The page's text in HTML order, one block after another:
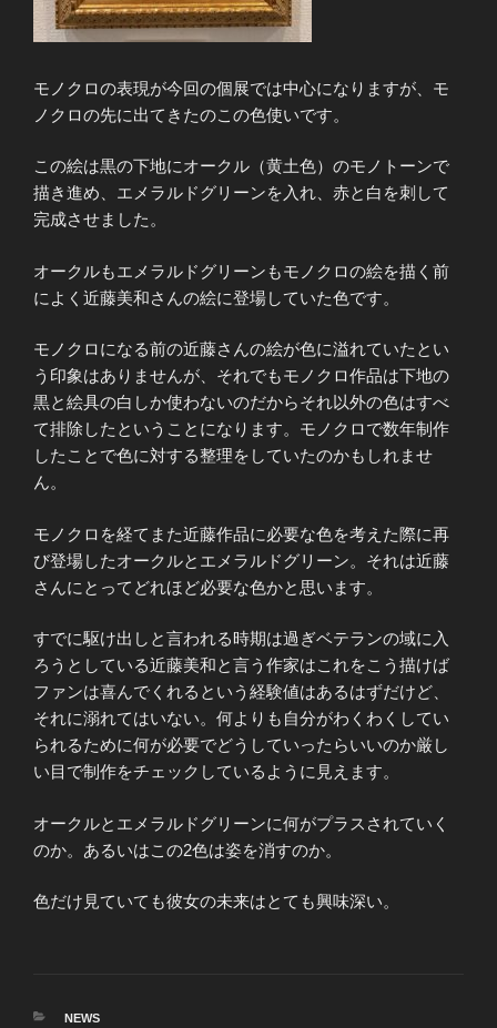
モノクロの表現が今回の個展では中心になりますが、モ
ノクロの先に出てきたのこの色使いです。
この絵は黒の下地にオークル（黄土色）のモノトーンで
描き進め、エメラルドグリーンを入れ、赤と白を刺して
完成させました。
オークルもエメラルドグリーンもモノクロの絵を描く前
によく近藤美和さんの絵に登場していた色です。
モノクロになる前の近藤さんの絵が色に溢れていたとい
う印象はありませんが、それでもモノクロ作品は下地の
黒と絵具の白しか使わないのだからそれ以外の色はすべ
て排除したということになります。モノクロで数年制作
したことで色に対する整理をしていたのかもしれませ
ん。
モノクロを経てまた近藤作品に必要な色を考えた際に再
び登場したオークルとエメラルドグリーン。それは近藤
さんにとってどれほど必要な色かと思います。
すでに駆け出しと言われる時期は過ぎベテランの域に入
ろうとしている近藤美和と言う作家はこれをこう描けば
ファンは喜んでくれるという経験値はあるはずだけど、
それに溺れてはいない。何よりも自分がわくわくしてい
られるために何が必要でどうしていったらいいのか厳し
い目で制作をチェックしているように見えます。
オークルとエメラルドグリーンに何がプラスされていく
のか。あるいはこの2色は姿を消すのか。
色だけ見ていても彼女の未来はとても興味深い。
カ
NEWS